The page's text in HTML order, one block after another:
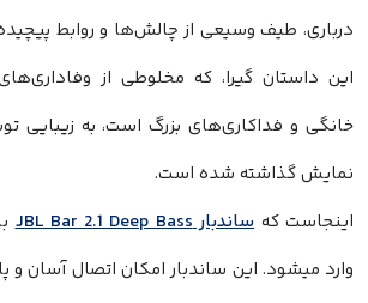
درباری، طیف وسیعی از چالش‌ها و روابط
این داستان گیرا، که مخلوطی از
خانگی و فداکاری‌های بزرگ است، به زیبایی
نمایش گذاشته شده است.
اینجاست که ساندبار JBL Bar 2.1 Deep Bass
وارد میشود. این ساندبار امکان اتصال آسان و